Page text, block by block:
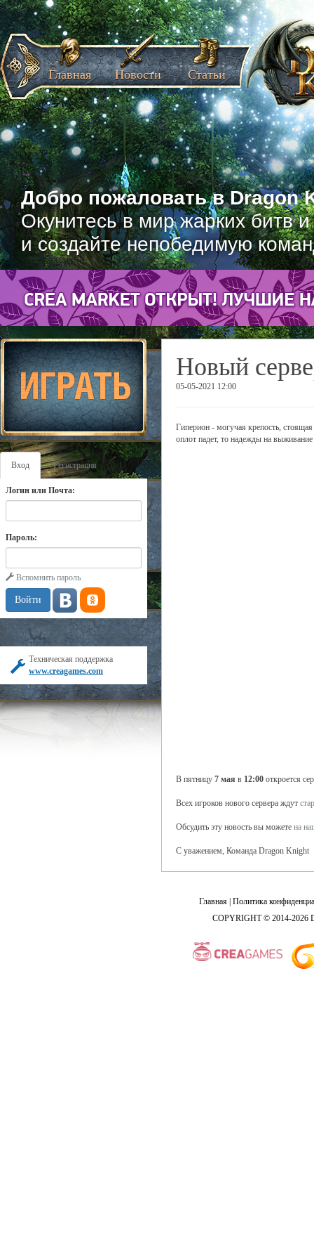
Добро пожаловать в Dragon
Окунитесь в мир жарких битв
и создайте непобедимую
Главная Новости Статьи
Вход Регистрация
Логин или Почта:
Пароль:
Вспомнить пароль
Техническая поддержка
www.creagames.com
Новый
05-05-2021 12:00
Гиперион - могучая крепость,
оплот падет, то надежды на выживание
В пятницу 7 мая в 12:00 откроется
Всех игроков нового сервера ждут
Обсудить эту новость вы можете на
С уважением, Команда Dragon Knight
Главная Политика
COPYRIGHT © 2014-2026